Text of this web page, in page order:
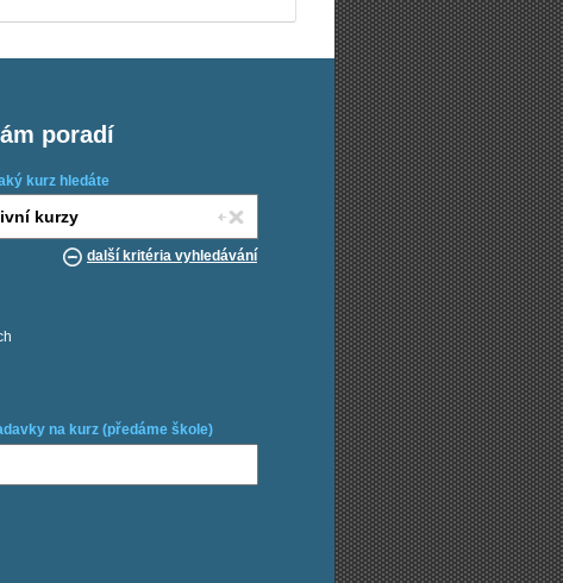
poradí
kurz hledáte
další kritéria vyhledávání
na kurz (předáme škole)